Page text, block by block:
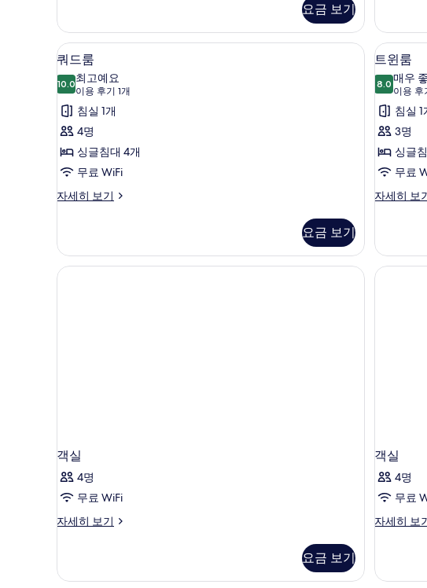
세
히
보
기
요금 보기
Room
자
세
보
쿼
드
룸
사
진
모
두
보
쿼드룸 | 노트북 작업 공간, 암막 커튼, 방음 설비,
7
쿼드룸
10.010.0점 만점 중 10점
최고예요
이용 후기 1개
(이
용
후
기
개)
침실 1개
4명
싱글침대 4개
무료 WiFi
자세히 보기
쿼
세
히
보
요금 보기
트
윈
룸
사
진
모
두
보
13
트윈룸
8.08.0점 만
매우
이용 후
(이
용
후
기
개)
침실 1
3명
싱글
무료
자세히 보
트
세
히
보
객실
4명
무료 WiFi
자세히 보기
객
히
요금 보기
객실
4명
무료
자세히 보
객
히